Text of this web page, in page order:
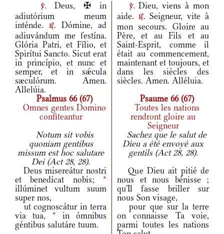
v.Deus, ✠ in
adiutórium meum
inténde.r.
Dómine, ad
adiuvándum me festína.
Glória Patri, et Fílio, et
Spirítui Sancto. Sicut erat
in princípio, et nunc et
semper, et in sǽcula
sæculórum. Amen.
Allelúia.
v.Dieu, viens à mon
aide.
r. Seigneur, vite à
mon secours. Gloire au
Père, et au Fils et au
Saint-Esprit, comme il
était au commencement,
maintenant et toujours, et
dans les siècles des
siècles. Amen. Alléluia.
Psalmus 66 (67)
Psaume 66 (67)
Omnes gentes Domino
confiteantur
Toutes les nations
rendront gloire au
Seigneur
Notum sit vobis
quoniam gentibus
missum est hoc salutare
Dei (Act 28, 28).
Sachez que le salut de
Dieu a été envoyé aux
gentils (Act 28, 28).
Deus misereátur nostri
et benedícat nobis; *
illúminet vultum suum
super nos,
Que Dieu ait pitié de
nous et nous bénisse ;
qu'Il fasse briller sur
nous Son visage,
ut cognoscátur in terra
via tua, * in ómnibus
géntibus salutáre tuum.
pour que sur la terre
on connaisse Ta voie,
parmi toutes les nations